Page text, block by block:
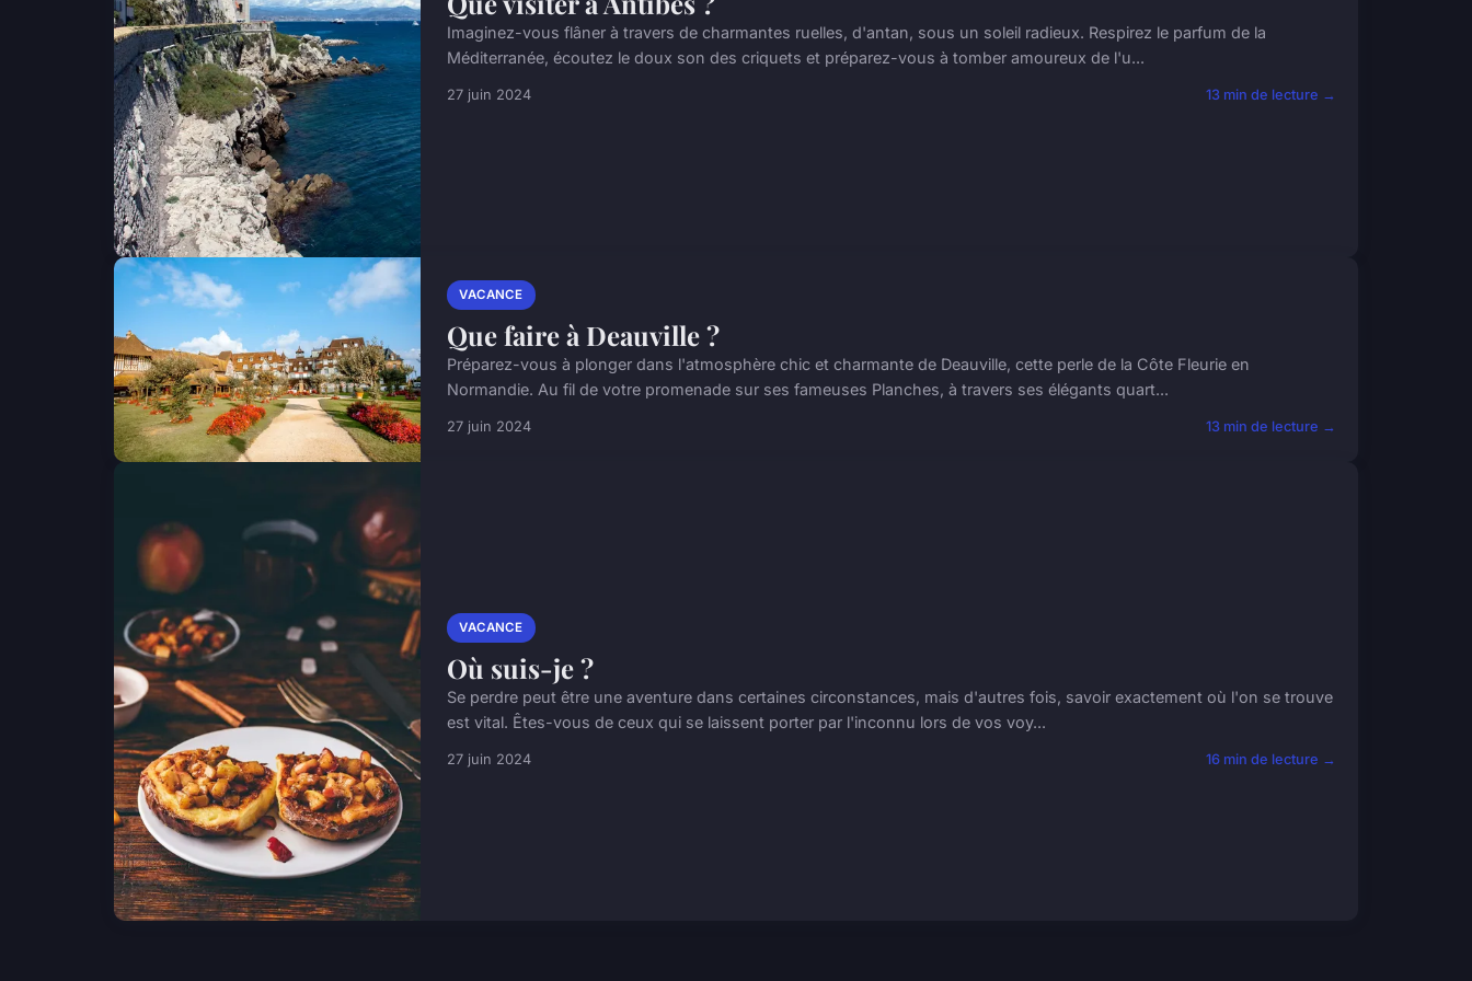
Imaginez-vous flâner à travers de charmantes ruelles, d'antan, sous un soleil radieux. Respirez le parfum de la
Méditerranée, écoutez le doux son des criquets et préparez-vous à tomber amoureux de l'u...
27 juin 2024 13 min de lecture →
VACANCE
Que faire à Deauville ?
Préparez-vous à plonger dans l'atmosphère chic et charmante de Deauville, cette perle de la Côte Fleurie en
Normandie. Au fil de votre promenade sur ses fameuses Planches, à travers ses élégants quart...
27 juin 2024 13 min de lecture →
VACANCE
Où suis-je ?
Se perdre peut être une aventure dans certaines circonstances, mais d'autres fois, savoir exactement où l'on se trouve
est vital. Êtes-vous de ceux qui se laissent porter par l'inconnu lors de vos voy...
27 juin 2024 16 min de lecture →